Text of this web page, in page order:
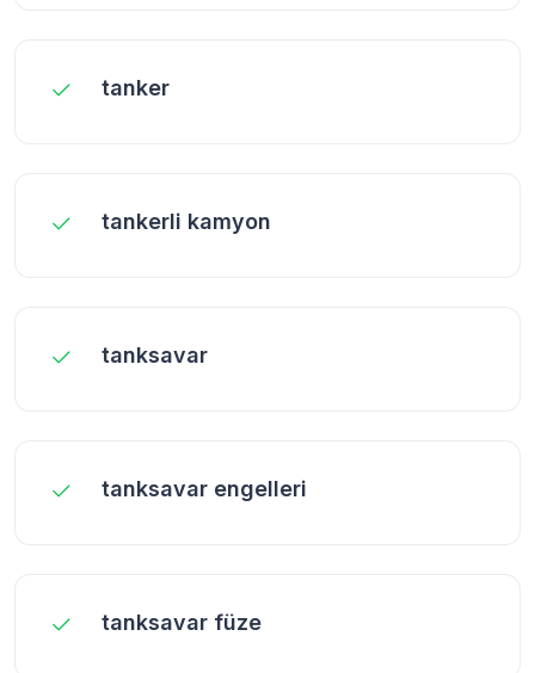
tanker
tankerli kamyon
tanksavar
tanksavar engelleri
tanksavar füze